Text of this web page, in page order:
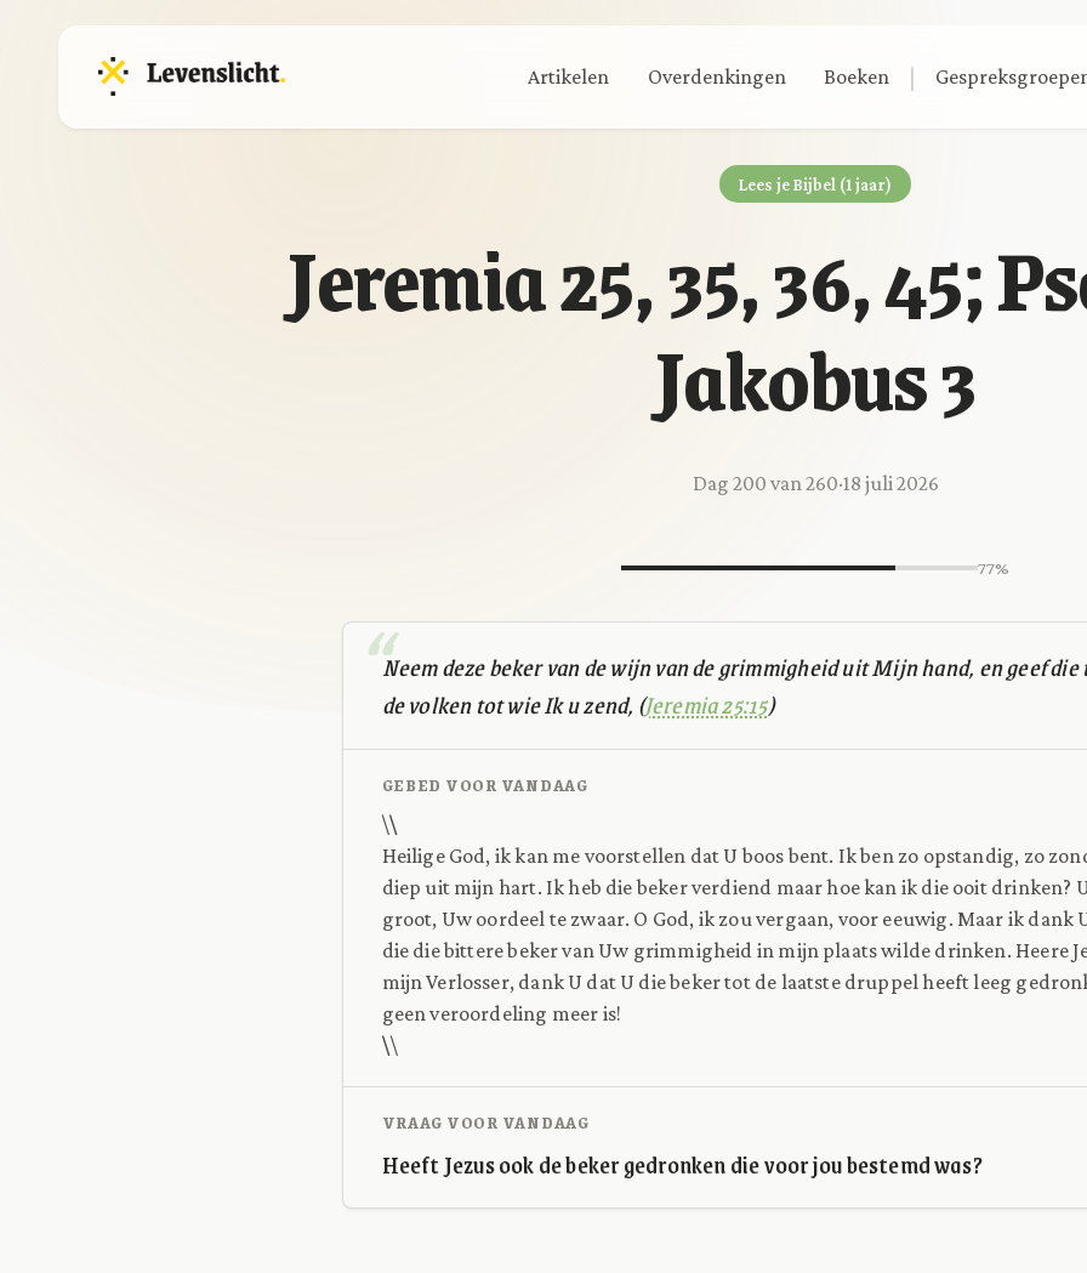
Artikelen Overdenkingen Boeken |
Lees je Bijbel (1 jaar)
Jeremia 25, 35, 36, 45;
Jakobus 3
Dag 200 van 260·18 juli 2026
77%
Neem deze beker van de wijn van de grimmigheid uit Mijn hand, en geef
de volken tot wie Ik u zend, (Jeremia 25:15)
GEBED VOOR VANDAAG
\\
Heilige God, ik kan me voorstellen dat U boos bent. Ik ben zo opstandig, zo
diep uit mijn hart. Ik heb die beker verdiend maar hoe kan ik die ooit drinken?
groot, Uw oordeel te zwaar. O God, ik zou vergaan, voor eeuwig. Maar ik dank
die die bittere beker van Uw grimmigheid in mijn plaats wilde drinken. Heere
mijn Verlosser, dank U dat U die beker tot de laatste druppel heeft leeg
geen veroordeling meer is!
\\
VRAAG VOOR VANDAAG
Heeft Jezus ook de beker gedronken die voor jou bestemd was?